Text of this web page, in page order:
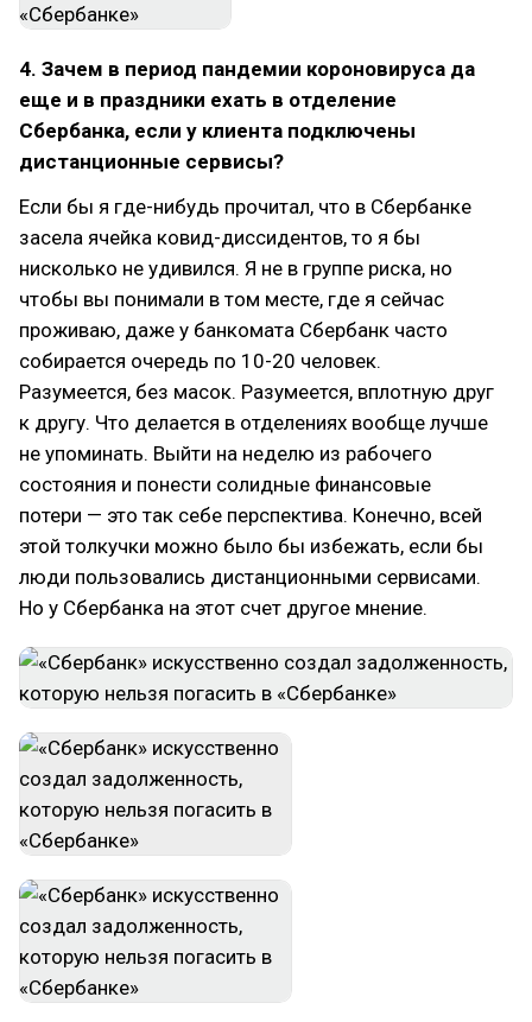
4. Зачем в период пандемии короновируса да
еще и в праздники ехать в отделение
Сбербанка, если у клиента подключены
дистанционные сервисы?
Если бы я где-нибудь прочитал, что в Сбербанке
засела ячейка ковид-диссидентов, то я бы
нисколько не удивился. Я не в группе риска, но
чтобы вы понимали в том месте, где я сейчас
проживаю, даже у банкомата Сбербанк часто
собирается очередь по 10-20 человек.
Разумеется, без масок. Разумеется, вплотную друг
к другу. Что делается в отделениях вообще лучше
не упоминать. Выйти на неделю из рабочего
состояния и понести солидные финансовые
потери — это так себе перспектива. Конечно, всей
этой толкучки можно было бы избежать, если бы
люди пользовались дистанционными сервисами.
Но у Сбербанка на этот счет другое мнение.